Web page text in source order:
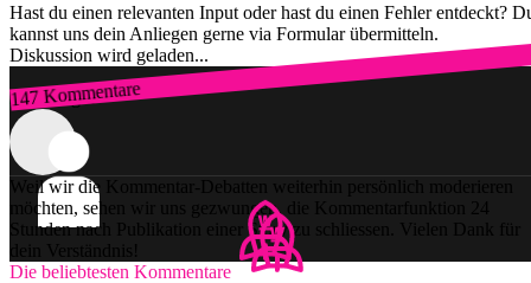
Hast du einen relevanten Input oder hast du einen Fehler entdeckt?
kannst uns dein Anliegen gerne via Formular übermitteln.
Diskussion wird geladen...
147 Kommentare
Zum Login
Weil wir die Kommentar-Debatten weiterhin persönlich moderieren
möchten, sehen wir uns gezwungen, die Kommentarfunktion 24
Stunden nach Publikation einer Story zu schliessen. Vielen Dank für
dein Verständnis!
Die beliebtesten Kommentare